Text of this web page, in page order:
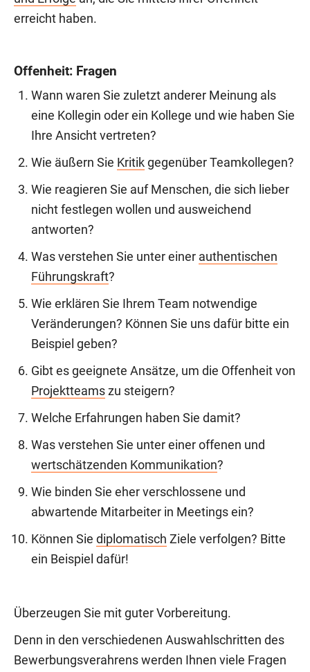
erreicht haben.
Offenheit: Fragen
Wann waren Sie zuletzt anderer Meinung als
eine Kollegin oder ein Kollege und wie haben Sie
Ihre Ansicht vertreten?
Wie äußern Sie Kritik gegenüber Teamkollegen?
Wie reagieren Sie auf Menschen, die sich lieber
nicht festlegen wollen und ausweichend
antworten?
Was verstehen Sie unter einer authentischen
Führungskraft?
Wie erklären Sie Ihrem Team notwendige
Veränderungen? Können Sie uns dafür bitte ein
Beispiel geben?
Gibt es geeignete Ansätze, um die Offenheit von
Projektteams zu steigern?
Welche Erfahrungen haben Sie damit?
Was verstehen Sie unter einer offenen und
wertschätzenden Kommunikation?
Wie binden Sie eher verschlossene und
abwartende Mitarbeiter in Meetings ein?
Können Sie diplomatisch Ziele verfolgen? Bitte
ein Beispiel dafür!
Überzeugen Sie mit guter Vorbereitung.
Denn in den verschiedenen Auswahlschritten des
Bewerbungsverahrens werden Ihnen viele Fragen